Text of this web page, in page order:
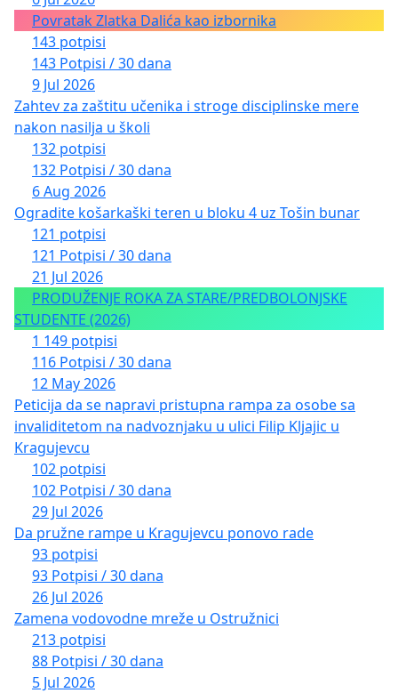
Povratak Zlatka Dalića kao izbornika
143 potpisi
143 Potpisi / 30 dana
9 Jul 2026
Zahtev za zaštitu učenika i stroge disciplinske mere
nakon nasilja u školi
132 potpisi
132 Potpisi / 30 dana
6 Aug 2026
Ogradite košarkaški teren u bloku 4 uz Tošin bunar
121 potpisi
121 Potpisi / 30 dana
21 Jul 2026
PRODUŽENJE ROKA ZA STARE/PREDBOLONJSKE
STUDENTE (2026)
1 149 potpisi
116 Potpisi / 30 dana
12 May 2026
Peticija da se napravi pristupna rampa za osobe sa
invaliditetom na nadvoznjaku u ulici Filip Kljajic u
Kragujevcu
102 potpisi
102 Potpisi / 30 dana
29 Jul 2026
Da pružne rampe u Kragujevcu ponovo rade
93 potpisi
93 Potpisi / 30 dana
26 Jul 2026
Zamena vodovodne mreže u Ostružnici
213 potpisi
88 Potpisi / 30 dana
5 Jul 2026